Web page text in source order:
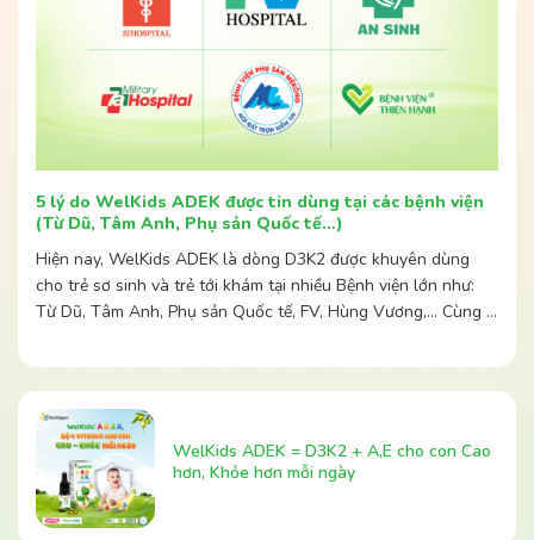
5 lý do WelKids ADEK được tin dùng tại các bệnh viện
(Từ Dũ, Tâm Anh, Phụ sản Quốc tế…)
Hiện nay, WelKids ADEK là dòng D3K2 được khuyên dùng
cho trẻ sơ sinh và trẻ tới khám tại nhiều Bệnh viện lớn như:
Từ Dũ, Tâm Anh, Phụ sản Quốc tế, FV, Hùng Vương,… Cùng …
WelKids ADEK = D3K2 + A,E cho con Cao
hơn, Khỏe hơn mỗi ngày